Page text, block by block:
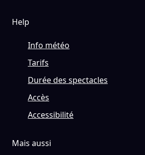
Help
Info météo
Tarifs
Durée des spectacles
Accès
Accessibilité
Mais aussi